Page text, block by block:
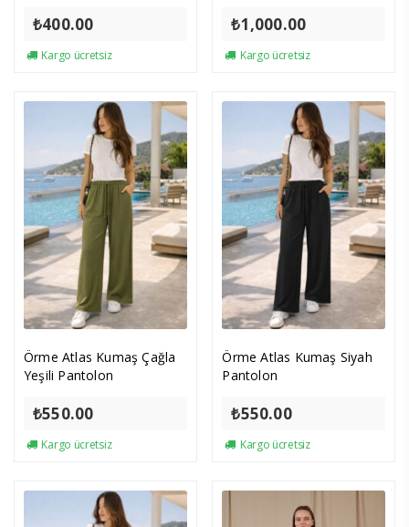
₺400.00
Kargo ücretsiz
₺1,000.00
Kargo ücretsiz
Örme Atlas Kumaş Çağla
Yeşili Pantolon
₺550.00
Kargo ücretsiz
Örme Atlas Kumaş Siyah
Pantolon
₺550.00
Kargo ücretsiz